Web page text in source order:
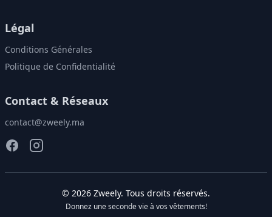
Légal
Conditions Générales
Politique de Confidentialité
Contact & Réseaux
contact@zweely.ma
© 2026 Zweely. Tous droits réservés.
Donnez une seconde vie à vos vêtements!